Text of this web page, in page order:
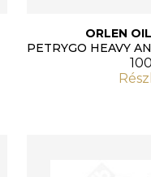
ORLEN
PETRYGO HEAVY